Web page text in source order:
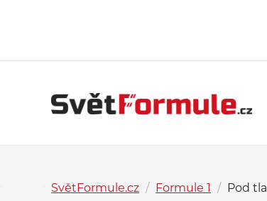
SvětFormule.cz / Formule 1 / Pod